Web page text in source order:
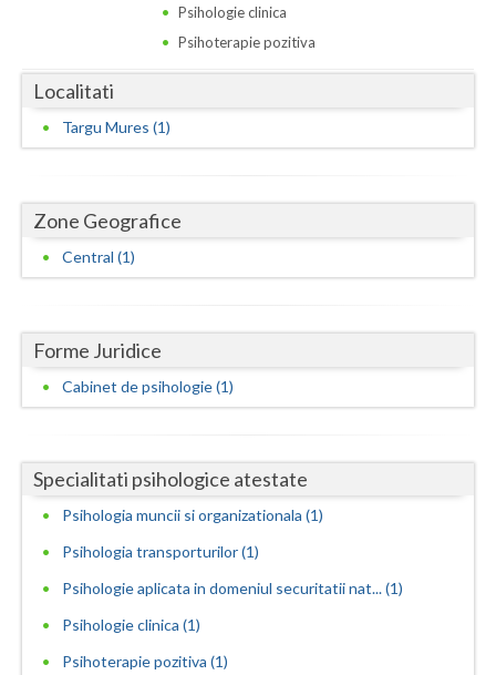
Giurgiu
Gorj
Harghita
Hunedoara
Iasi
Mehedinti
Mures
Neamt
Olt
Psihologie clinica
Psihoterapie pozitiva
Localitati
Targu Mures (1)
Zone Geografice
Central (1)
Forme Juridice
Cabinet de psihologie (1)
Specialitati psihologice atestate
Psihologia muncii si organizationala (1)
Psihologia transporturilor (1)
Psihologie aplicata in domeniul securitatii nat... (1)
Psihologie clinica (1)
Psihoterapie pozitiva (1)